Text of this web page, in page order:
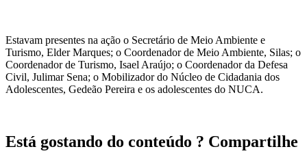
Estavam presentes na ação o Secretário de Meio Ambiente e
Turismo, Elder Marques; o Coordenador de Meio Ambiente, Silas; o
Coordenador de Turismo, Isael Araújo; o Coordenador da Defesa
Civil, Julimar Sena; o Mobilizador do Núcleo de Cidadania dos
Adolescentes, Gedeão Pereira e os adolescentes do NUCA.
Está gostando do conteúdo ? Compartilhe